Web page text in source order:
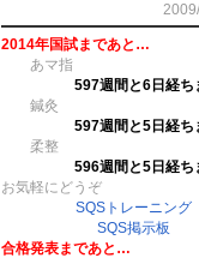
2014年国試まであと…
あマ指
597週間と6日経ち
鍼灸
597週間と5日経ち
柔整
596週間と5日経ち
お気軽にどうぞ
SQSトレーニング
SQS掲示板
合格発表まであと…